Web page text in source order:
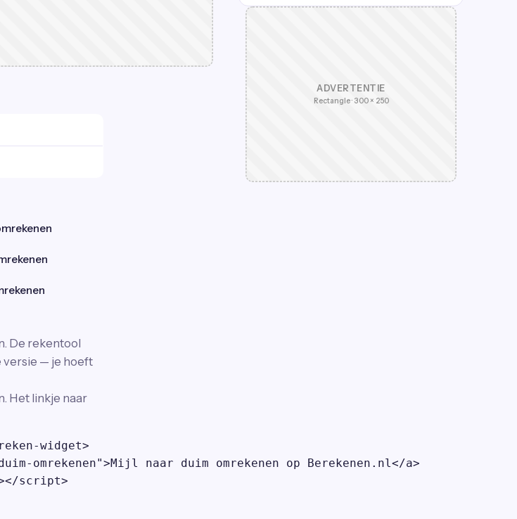
De rekentool
versie — je hoeft
Het linkje naar
widget>
omrekenen">Mijl naar duim omrekenen op Berekenen.nl</a>
script>
ADVERTENTIE
Rectangle · 300 × 250